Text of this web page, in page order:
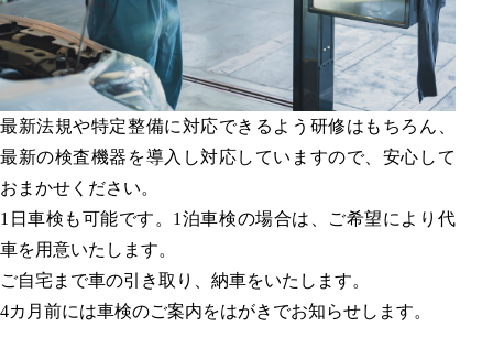
最新法規や特定整備に対応できるよう研修はもちろん、
最新の検査機器を導入し対応していますので、安心して
おまかせください。
1日車検も可能です。1泊車検の場合は、ご希望により代
車を用意いたします。
ご自宅まで車の引き取り、納車をいたします。
4カ月前には車検のご案内をはがきでお知らせします。